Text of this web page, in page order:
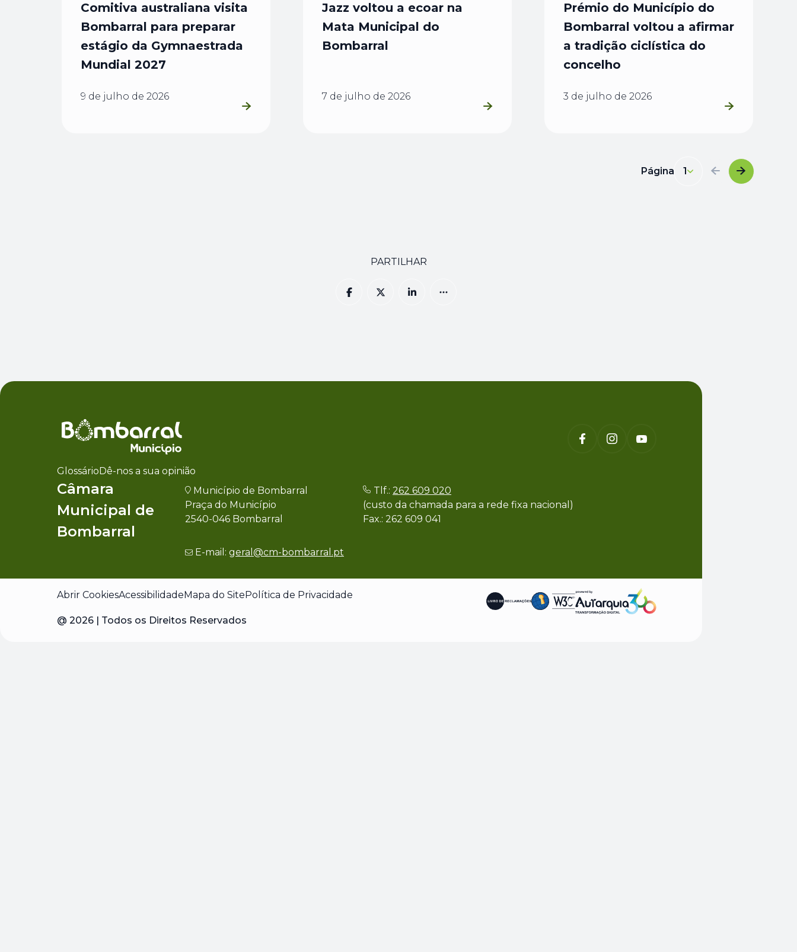
Comitiva australiana visita
Bombarral para preparar
estágio da Gymnaestrada
Mundial 2027
9 de julho de 2026
Jazz voltou a ecoar na
Mata Municipal do
Bombarral
7 de julho de 2026
Prémio do Município do
Bombarral voltou a afirmar
a tradição ciclística do
concelho
3 de julho de 2026
Página 11
PARTILHAR
Glossário Dê-nos a sua opinião
Câmara
Municipal de
Bombarral
Município de Bombarral
Praça do Município
2540-046 Bombarral
Tlf.: 262 609 020
(custo da chamada para a rede fixa nacional)
Fax.: 262 609 041
E-mail: geral@cm-bombarral.pt
Abrir CookiesAcessibilidade Mapa do Site Política de Privacidade
@ 2026 | Todos os Direitos Reservados